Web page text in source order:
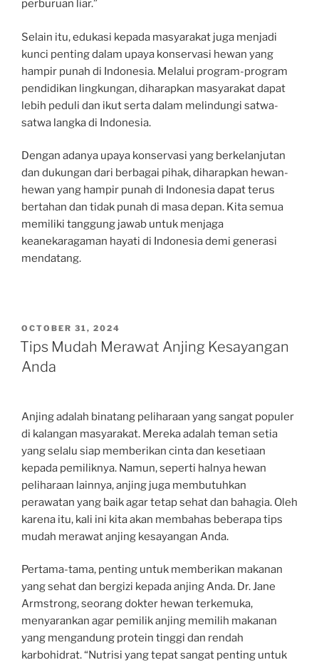
perburuan liar.”
Selain itu, edukasi kepada masyarakat juga menjadi
kunci penting dalam upaya konservasi hewan yang
hampir punah di Indonesia. Melalui program-program
pendidikan lingkungan, diharapkan masyarakat dapat
lebih peduli dan ikut serta dalam melindungi satwa-
satwa langka di Indonesia.
Dengan adanya upaya konservasi yang berkelanjutan
dan dukungan dari berbagai pihak, diharapkan hewan-
hewan yang hampir punah di Indonesia dapat terus
bertahan dan tidak punah di masa depan. Kita semua
memiliki tanggung jawab untuk menjaga
keanekaragaman hayati di Indonesia demi generasi
mendatang.
POSTED
ON
OCTOBER 31, 2024
Tips Mudah Merawat Anjing Kesayangan
Anda
Anjing adalah binatang peliharaan yang sangat populer
di kalangan masyarakat. Mereka adalah teman setia
yang selalu siap memberikan cinta dan kesetiaan
kepada pemiliknya. Namun, seperti halnya hewan
peliharaan lainnya, anjing juga membutuhkan
perawatan yang baik agar tetap sehat dan bahagia. Oleh
karena itu, kali ini kita akan membahas beberapa tips
mudah merawat anjing kesayangan Anda.
Pertama-tama, penting untuk memberikan makanan
yang sehat dan bergizi kepada anjing Anda. Dr. Jane
Armstrong, seorang dokter hewan terkemuka,
menyarankan agar pemilik anjing memilih makanan
yang mengandung protein tinggi dan rendah
karbohidrat. “Nutrisi yang tepat sangat penting untuk